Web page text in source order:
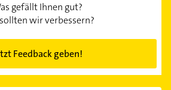
gefällt Ihnen gut?
wir verbessern?
Feedback geben!